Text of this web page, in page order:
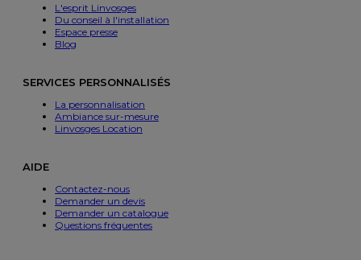
L'esprit Linvosges
Du conseil à l'installation
Espace presse
Blog
SERVICES PERSONNALISÉS
La personnalisation
Ambiance sur-mesure
Linvosges Location
AIDE
Contactez-nous
Demander un devis
Demander un catalogue
Questions fréquentes